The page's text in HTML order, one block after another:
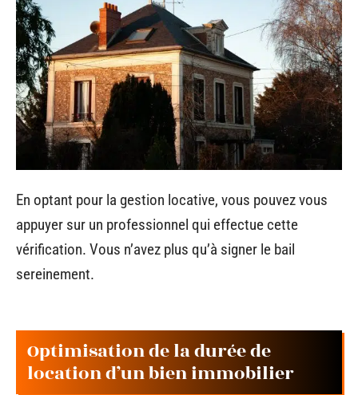
En optant pour la gestion locative, vous pouvez vous
appuyer sur un professionnel qui effectue cette
vérification. Vous n’avez plus qu’à signer le bail
sereinement.
Optimisation de la durée de
location d’un bien immobilier